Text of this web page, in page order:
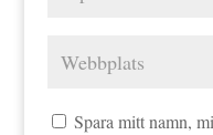
Spara mitt namn,